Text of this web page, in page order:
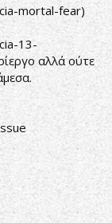
mortal-fear)
13-
αλλά ούτε